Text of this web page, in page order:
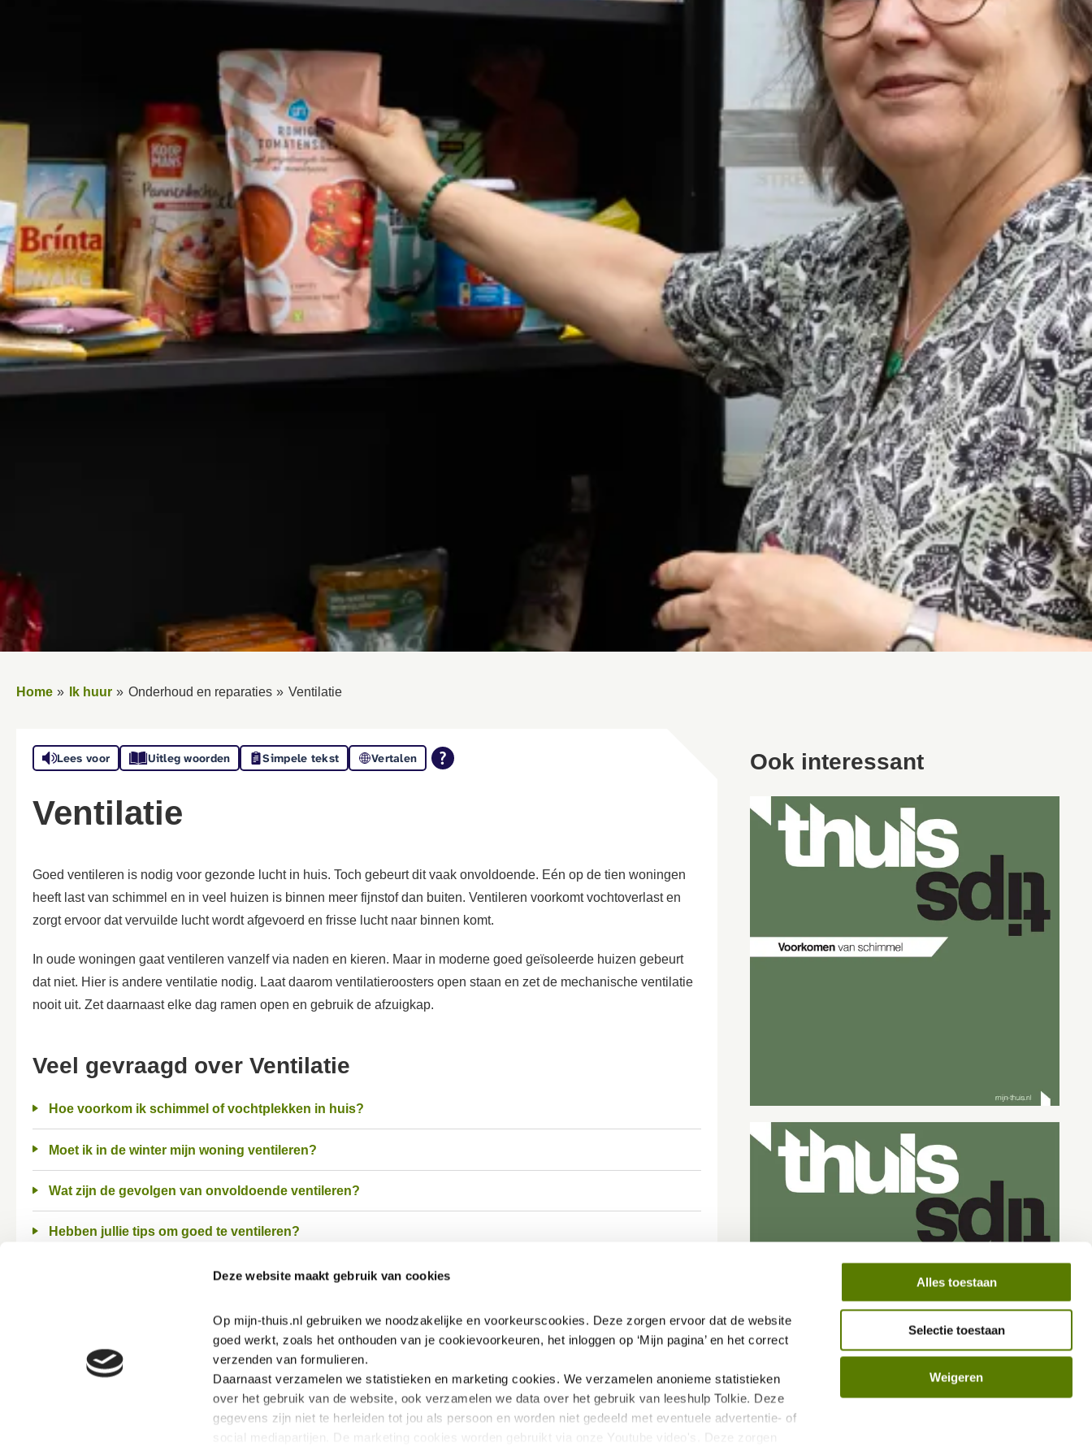
Deze website maakt gebruik van cookies
Op mijn-thuis.nl gebruiken we noodzakelijke en voorkeurscookies. Deze zorgen ervoor dat de website
goed werkt, zoals het onthouden van je cookievoorkeuren, het inloggen op ‘Mijn pagina’ en het correct
verzenden van formulieren.
Daarnaast verzamelen we statistieken en marketing cookies. We verzamelen anonieme statistieken
over het gebruik van de website, ook verzamelen we data over het gebruik van leeshulp Tolkie. Deze
gegevens zijn niet te herleiden tot jou als persoon en worden niet gedeeld met eventuele advertentie- of
social mediapartijen. De marketing cookies worden gebruikt via onze Youtube video's. Deze zorgen
Alles toestaan
Selectie toestaan
Weigeren
Home Ik huur Onderhoud en reparaties Ventilatie
Lees voor Uitleg woorden Simpele tekst Vertalen
Ventilatie
Goed ventileren is nodig voor gezonde lucht in huis. Toch gebeurt dit vaak onvoldoende. Eén op de tien woningen
heeft last van schimmel en in veel huizen is binnen meer fijnstof dan buiten. Ventileren voorkomt vochtoverlast en
zorgt ervoor dat vervuilde lucht wordt afgevoerd en frisse lucht naar binnen komt.
In oude woningen gaat ventileren vanzelf via naden en kieren. Maar in moderne goed geïsoleerde huizen gebeurt
dat niet. Hier is andere ventilatie nodig. Laat daarom ventilatieroosters open staan en zet de mechanische ventilatie
nooit uit. Zet daarnaast elke dag ramen open en gebruik de afzuigkap.
Veel gevraagd over Ventilatie
Hoe voorkom ik schimmel of vochtplekken in huis?
Moet ik in de winter mijn woning ventileren?
Wat zijn de gevolgen van onvoldoende ventileren?
Hebben jullie tips om goed te ventileren?
Hoe kan ik ventileren in een Nul Op de Meter woning?
Ook interessant